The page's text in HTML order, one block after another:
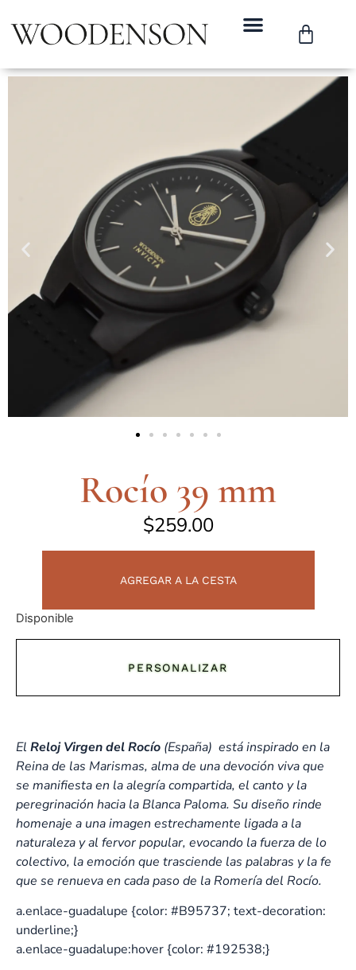
Rocío 39 mm
$259.00
AGREGAR A LA CESTA
Disponible
PERSONALIZAR
El Reloj Virgen del Rocío (España) está inspirado en la
Reina de las Marismas, alma de una devoción viva que
se manifiesta en la alegría compartida, el canto y la
peregrinación hacia la Blanca Paloma. Su diseño rinde
homenaje a una imagen estrechamente ligada a la
naturaleza y al fervor popular, evocando la fuerza de lo
colectivo, la emoción que trasciende las palabras y la fe
que se renueva en cada paso de la Romería del Rocío.
a.enlace-guadalupe {color: #B95737; text-decoration:
underline;}
a.enlace-guadalupe:hover {color: #192538;}